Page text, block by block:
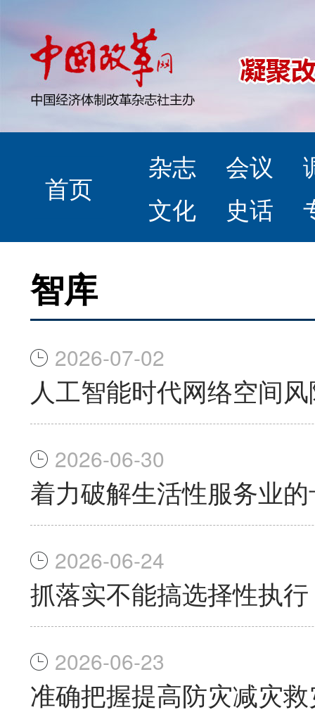
首页
杂志 会议
文化
史话
智库
2026-07-02
人工智能时代网络空间
2026-06-30
着力破解生活性服务业
2026-06-24
抓落实不能搞选择性执行
2026-06-23
准确把握提高防灾减灾